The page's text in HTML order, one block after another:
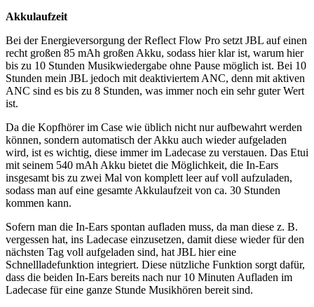
Akkulaufzeit
Bei der Energieversorgung der Reflect Flow Pro setzt JBL auf einen
recht großen 85 mAh großen Akku, sodass hier klar ist, warum hier
bis zu 10 Stunden Musikwiedergabe ohne Pause möglich ist. Bei 10
Stunden mein JBL jedoch mit deaktiviertem ANC, denn mit aktiven
ANC sind es bis zu 8 Stunden, was immer noch ein sehr guter Wert
ist.
Da die Kopfhörer im Case wie üblich nicht nur aufbewahrt werden
können, sondern automatisch der Akku auch wieder aufgeladen
wird, ist es wichtig, diese immer im Ladecase zu verstauen. Das Etui
mit seinem 540 mAh Akku bietet die Möglichkeit, die In-Ears
insgesamt bis zu zwei Mal von komplett leer auf voll aufzuladen,
sodass man auf eine gesamte Akkulaufzeit von ca. 30 Stunden
kommen kann.
Sofern man die In-Ears spontan aufladen muss, da man diese z. B.
vergessen hat, ins Ladecase einzusetzen, damit diese wieder für den
nächsten Tag voll aufgeladen sind, hat JBL hier eine
Schnellladefunktion integriert. Diese nützliche Funktion sorgt dafür,
dass die beiden In-Ears bereits nach nur 10 Minuten Aufladen im
Ladecase für eine ganze Stunde Musikhören bereit sind.